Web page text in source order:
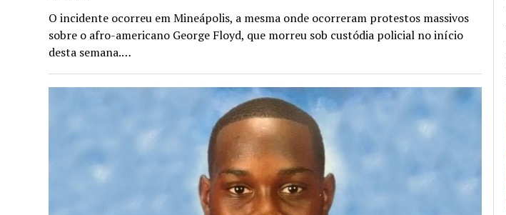
O incidente ocorreu em Mineápolis, a mesma onde ocorreram protestos massivos
sobre o afro-americano George Floyd, que morreu sob custódia policial no início
desta semana.…